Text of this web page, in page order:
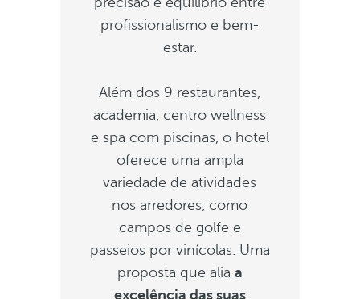
profissionalismo e bem-
estar.
Além dos 9 restaurantes,
academia, centro wellness
e spa com piscinas, o hotel
oferece uma ampla
variedade de atividades
nos arredores, como
campos de golfe e
passeios por vinícolas. Uma
proposta que alia a
excelência das suas